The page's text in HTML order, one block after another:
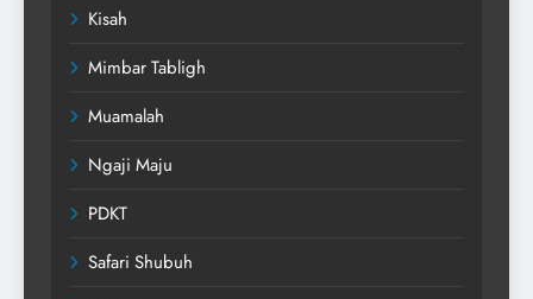
Kisah
Mimbar Tabligh
Muamalah
Ngaji Maju
PDKT
Safari Shubuh